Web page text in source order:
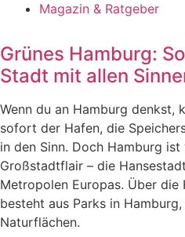
Magazin & Ratgeber
Grünes Hamburg:
Stadt mit allen
Wenn du an Hamburg denkst,
sofort der Hafen, die
in den Sinn. Doch Hamburg
Großstadtflair – die
Metropolen Europas. Über
besteht aus Parks in
Naturflächen.